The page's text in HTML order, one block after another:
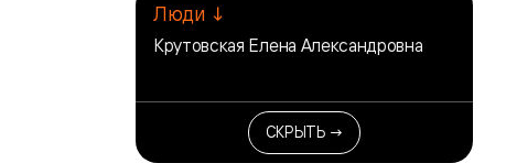
Люди ↓
Крутовская Елена Александровна
СКРЫТЬ →